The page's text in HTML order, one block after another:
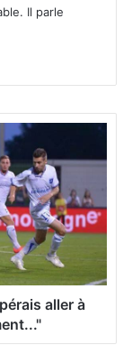
Il parle
aller à